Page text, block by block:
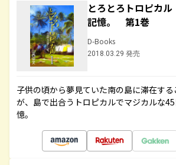
とろとろトロピカ
記憶。 第1巻
D-Books
2018.03.29 発売
子供の頃から夢見ていた南の島に滞在す
が、島で出合うトロピカルでマジカルな
憶。